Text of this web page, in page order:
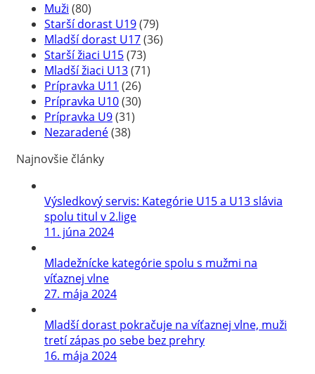
Muži (80)
Starší dorast U19(79)
Mladší dorast U17(36)
Starší žiaci U15(73)
Mladší žiaci U13(71)
Prípravka U11 (26)
Prípravka U10(30)
Prípravka U9(31)
Nezaradené(38)
Najnovšie články
Výsledkový servis: Kategórie U15 a U13 slávia
spolu titul v 2.lige
11. júna 2024
Mladežnícke kategórie spolu s mužmi na
víťaznej vlne
27. mája 2024
Mladší dorast pokračuje na víťaznej vlne, muži
tretí zápas po sebe bez prehry
16. mája 2024